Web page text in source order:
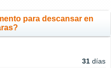
para descansar en
31 días